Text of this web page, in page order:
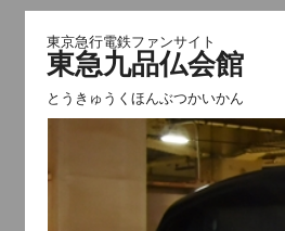
東京急行電鉄ファンサイト
東急九品仏会館
とうきゅうくほんぶつかいかん